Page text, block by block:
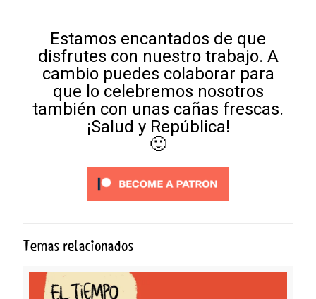
Estamos encantados de que
disfrutes con nuestro trabajo. A
cambio puedes colaborar para
que lo celebremos nosotros
también con unas cañas frescas.
¡Salud y República!
🙂
Temas relacionados